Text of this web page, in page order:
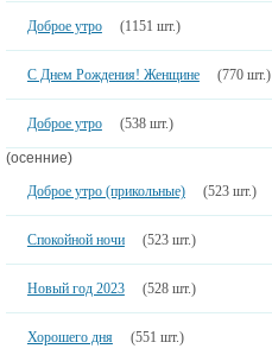
Доброе утро (1151 шт.)
С Днем Рождения! Женщине (770 шт.)
Доброе утро (538 шт.)
(осенние)
Доброе утро (прикольные)
(523 шт.)
Спокойной ночи (523 шт.)
Новый год 2023 (528 шт.)
Хорошего дня (551 шт.)